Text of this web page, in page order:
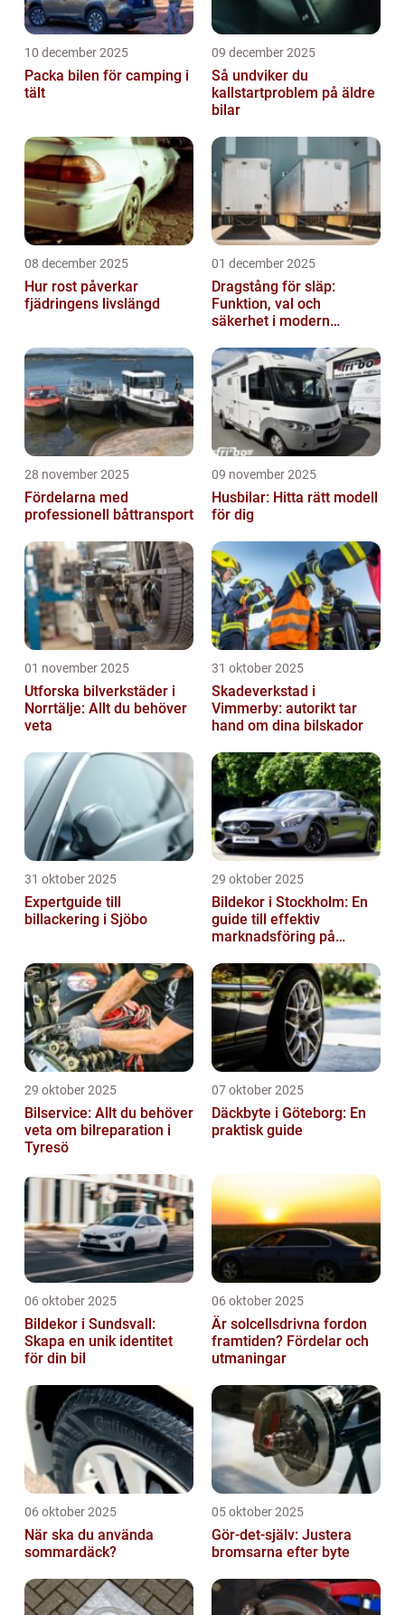
10 december 2025
Packa bilen för camping i
tält
09 december 2025
Så undviker du
kallstartproblem på äldre
bilar
08 december 2025
Hur rost påverkar
fjädringens livslängd
01 december 2025
Dragstång för släp:
Funktion, val och
säkerhet i modern
28 november 2025
Fördelarna med
professionell båttransport
09 november 2025
Husbilar: Hitta rätt modell
för dig
01 november 2025
Utforska bilverkstäder i
Norrtälje: Allt du behöver
veta
31 oktober 2025
Skadeverkstad i
Vimmerby: autorikt tar
hand om dina bilskador
31 oktober 2025
Expertguide till
billackering i Sjöbo
29 oktober 2025
Bildekor i Stockholm: En
guide till effektiv
marknadsföring på
29 oktober 2025
Bilservice: Allt du behöver
veta om bilreparation i
Tyresö
07 oktober 2025
Däckbyte i Göteborg: En
praktisk guide
06 oktober 2025
Bildekor i Sundsvall:
Skapa en unik identitet
för din bil
06 oktober 2025
Är solcellsdrivna fordon
framtiden? Fördelar och
utmaningar
06 oktober 2025
När ska du använda
sommardäck?
05 oktober 2025
Gör-det-själv: Justera
bromsarna efter byte